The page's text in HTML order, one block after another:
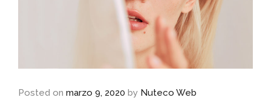
Posted on marzo 9, 2020 by Nuteco Web